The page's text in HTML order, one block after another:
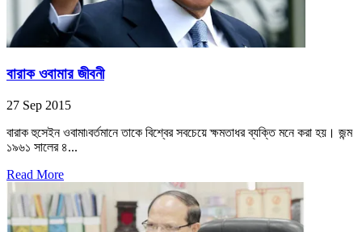
বারাক ওবামার জীবনী
27 Sep 2015
বারাক হুসেইন ওবামা৷বর্তমানে তাকে বিশ্বের সবচেয়ে ক্ষমতাধর ব্যক্তি মনে করা হয়। জন্ম
১৯৬১ সালের ৪...
Read More